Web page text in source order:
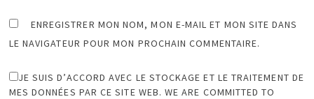
ENREGISTRER MON NOM, MON E-MAIL ET MON SITE DANS
LE NAVIGATEUR POUR MON PROCHAIN COMMENTAIRE.
JE SUIS D’ACCORD AVEC LE STOCKAGE ET LE TRAITEMENT DE
MES DONNÉES PAR CE SITE WEB. WE ARE COMMITTED TO